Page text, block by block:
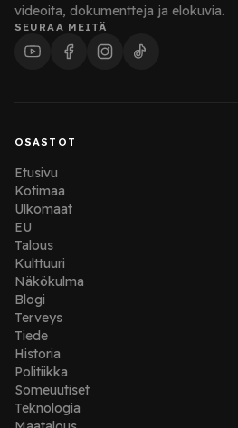
videoita, dokumentteja ja elokuvia.
SEURAA MEITÄ
OSASTOT
Etusivu
Kotimaa
Ulkomaat
EU
Talous
Kulttuuri
Näkökulma
Blogi
Terveys
Tiede
Historia
Politiikka
Someuutiset
Teknologia